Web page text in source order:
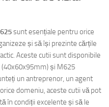
sunt esențiale pentru orice
și să își prezinte cărțile
Aceste cutii sunt disponibile
și M625
un antreprenor, un agent
domeniu, aceste cutii vă pot
în condiții excelente și să le